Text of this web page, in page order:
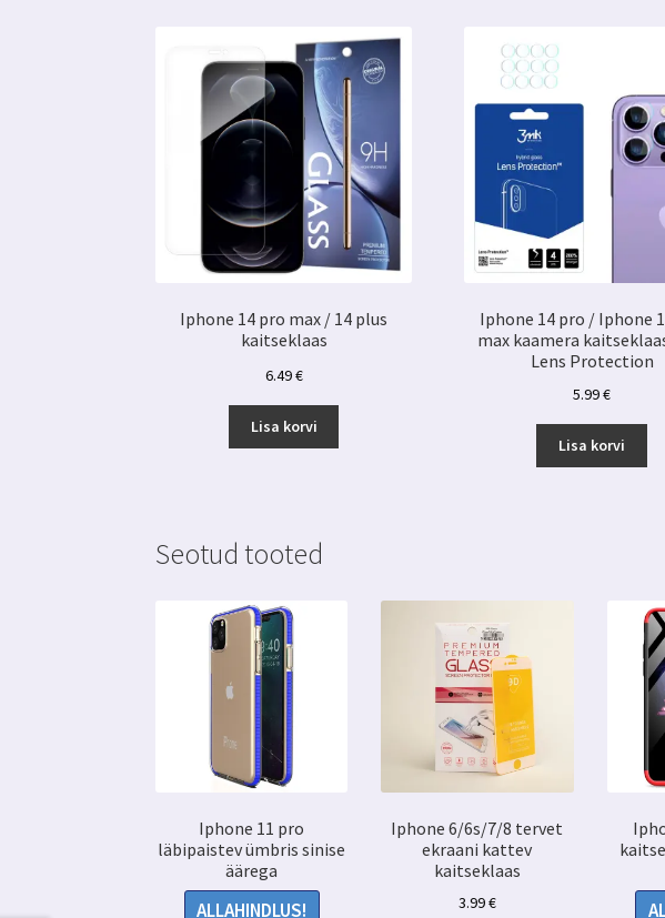
Iphone 14 pro max / 14 plus
kaitseklaas
6.49€
Lisa korvi
Iphone 14 pro / Iphone
max kaamera
Lens Protection
5.99€
Lisa korvi
Seotud tooted
Iphone 11 pro
läbipaistev ümbris sinise
äärega
ALLAHINDLUS!
Iphone 6/6s/7/8 tervet
ekraani kattev
kaitseklaas
3.99€